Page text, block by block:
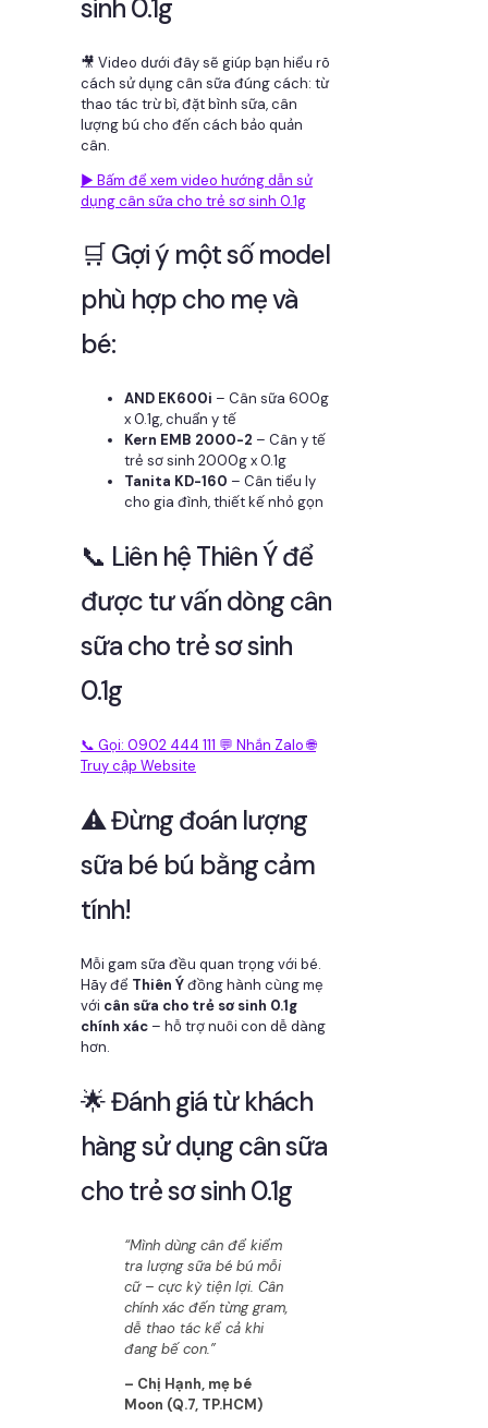
sinh 0.1g
🎥 Video dưới đây sẽ giúp bạn hiểu rõ
cách sử dụng cân sữa đúng cách: từ
thao tác trừ bì, đặt bình sữa, cân
lượng bú cho đến cách bảo quản
cân.
▶️ Bấm để xem video hướng dẫn sử
dụng cân sữa cho trẻ sơ sinh 0.1g
🛒 Gợi ý một số model
phù hợp cho mẹ và
bé:
AND EK600i – Cân sữa 600g
x 0.1g, chuẩn y tế
Kern EMB 2000-2 – Cân y tế
trẻ sơ sinh 2000g x 0.1g
Tanita KD-160 – Cân tiểu ly
cho gia đình, thiết kế nhỏ gọn
📞 Liên hệ Thiên Ý để
được tư vấn dòng cân
sữa cho trẻ sơ sinh
0.1g
📞 Gọi: 0902 444 111 💬 Nhắn Zalo🌐
Truy cập Website
⚠️ Đừng đoán lượng
sữa bé bú bằng cảm
tính!
Mỗi gam sữa đều quan trọng với bé.
Hãy để Thiên Ýđồng hành cùng mẹ
với cân sữa cho trẻ sơ sinh 0.1g
chính xác – hỗ trợ nuôi con dễ dàng
hơn.
🌟 Đánh giá từ khách
hàng sử dụng cân sữa
cho trẻ sơ sinh 0.1g
“Mình dùng cân để kiểm
tra lượng sữa bé bú mỗi
cữ – cực kỳ tiện lợi. Cân
chính xác đến từng gram,
dễ thao tác kể cả khi
đang bế con.”
– Chị Hạnh, mẹ bé
Moon (Q.7, TP.HCM)